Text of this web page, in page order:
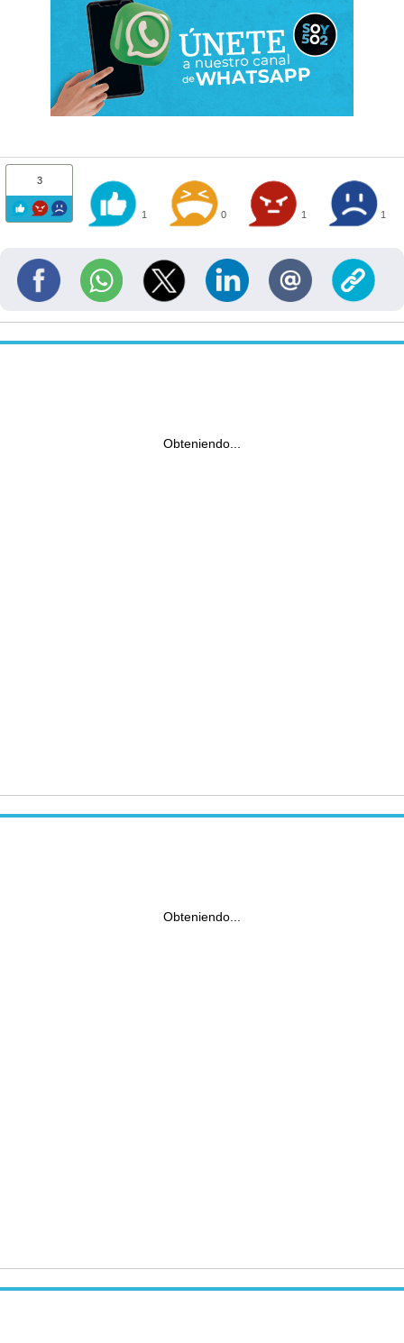
3
1 0 1 1
Obteniendo...
Obteniendo...